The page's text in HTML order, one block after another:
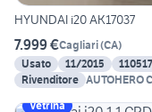
HYUNDAI i20 AK17037
7.999 €Cagliari(CA)
Usato
11/2015
Rivenditore AUTOHERO
Vetrina